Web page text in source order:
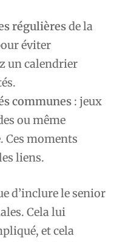
régulièresde la
éviter
un calendrier
communes : jeux
ou même
Ces moments
liens.
d’inclure le senior
Cela lui
et cela